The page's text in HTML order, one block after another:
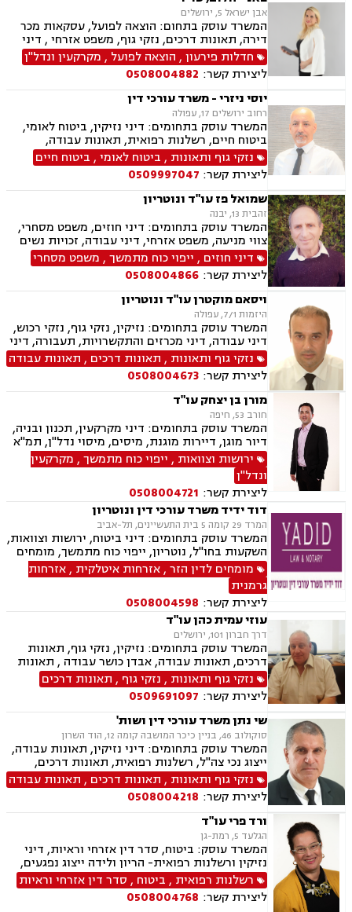
אבן ישראל 5, ירושלים
המשרד עוסק בתחום: הוצאה לפועל, עסקאות מכר
דירה, תאונות דרכים, נזקי גוף, משפט אזרחי , דיני
מקרקעין, דיני חוזים, דיני ביטוח, נזיקין, אבדן כושר
עבודה , הסכמי ממון, ירושות וצוואות, רשות מקרקעי
ישראל, נדל"ן, סדר דין אזרחי וראיות, תאונות
עבודה, נוטריון, ייפוי כוח מתמשך
חדלות פירעון, הוצאה לפועל , מקרקעין ונדל"ן
ליצירת קשר: 0508004882
יוסי ניזרי - משרד עורכי דין
רחוב ירושלים 17, עפולה
המשרד עוסק בתחומים: דיני נזיקין, ביטוח לאומי,
ביטוח חיים, רשלנות רפואית, תאונות עבודה,
תאונות דרכים, תאונות ספורט, נכי צה"ל, רשלנות
רפואית- הריון ולידה, דיני ביטוח, דיני עבודה,
פשיטת רגל, דיני חוזים ומסחר, סדר דין אזרחי
וראיות, דיני מקרקעין, מגשרים, אבדן כושר עבודה ,
אחריות מקצועית, ירושות וצוואות, לשון הרע, משפט
אזרחי, משרד הביטחון, נזקי גוף, תביעות גזזת.
נזקי גוף ותאונות , ביטוח לאומי, ביטוח חיים
ליצירת קשר: 0509997047
שמואל פז עו"ד ונוטריון
זהבית 13, יבנה
המשרד עוסק בתחומים: דיני חוזים, משפט מסחרי,
צווי מניעה, משפט אזרחי, דיני עבודה, זכויות נשים
בהריון, תביעות ביטוח ונזקי רכוש, ביטוח סיעודי,
דיני פנסיה, מקרקעין ונדל"ן, תכנון ובניה, דיור מוגן,
ליקויי בניה, עזקאות מכר דירה, פינוי מושכר, רשות
מקרקעי ישראל, צווי הריסה, דיני משפחה, ידועים
בציבור, אפוטרופסות, הסכמי ממון, גירושין, חלוקת
רכוש, מעמד אישי, דיני חברות, הוצאה לפועל,
מחיקת רישום פלילי, תעבורה, פש"ר, חדלות פירעון,
לשון הרע, ירושות וצוואות, נוטריון, נוטריון אנגלית
דיני חוזים , ייפוי כוח מתמשך, משפט מסחרי
ליצירת קשר: 0508004866
ויסאם מוקטרן עו"ד ונוטריון
היזמות 7/1, עפולה
המשרד עוסק בתחומים: נזיקין, נזקי גוף, נזקי רכוש,
דיני עבודה, דיני מכרזים והתקשרויות, תעבורה, דיני
חוזים, דיני ביטוח, דיני מקרקעין, רשלנות רפואית,
תאונות ספורט, סדר דין אזרחי וראיות, חוקתי
ומנהלי, גישור ובוררויות, ביטוח לאומי, תאונות
דרכים, תאונות עבודה, משרד הביטחון, נכי צה"ל,
לשון הרע, צווי מניעה, ירושות וצוואות, נוטריון,
רשלנות רפואית- הריון ולידה
נזקי גוף ותאונות , תאונות דרכים , תאונות עבודה
ליצירת קשר: 0508004673
מורן בן יצחק עו"ד
חורב 53, חיפה
המשרד עוסק בתחומים: דיני מקרקעין, תכנון ובניה,
דיור מוגן, דיירות מוגנת, מיסים, מיסוי נדל"ן, תמ"א
38, פינוי בינוי, דיני חוזים ומסחר, גישור ובוררויות,
דיני נזיקין, נזקי גוף, נכי צה"ל, אבדן כושר עבודה ,
דיני ביטוח, רשלנות רפואית, ירושות וצוואות,
ליטיגציה, לשון הרע, דיני עבודה
ירושות וצוואות , ייפוי כוח מתמשך, מקרקעין
ונדל"ן
ליצירת קשר: 0508004721
דוד ידיד משרד עורכי דין ונוטריון
המרד 29 קומה 5 בית התעשיינים, תל-אביב
המשרד עוסק בתחומים: דיני ביטוח, ירושות וצוואות,
השקעות בחו"ל, נוטריון, ייפוי כוח מתמשך, מומחים
לדין הזר, זכויות ניצולי שואה, אזרחות פורטוגלית,
אזרחות ספרדית, תביעות גזזת, ביטוח סיעודי,
נזיקין, נזקי גוף ורכוש, תאונות עבודה, תאונות
דרכים, תאונות תלמידים, תאונות ספורט
מומחים לדין הזר,אזרחות איטלקית ,אזרחות
גרמנית
ליצירת קשר: 0508004598
עוזי עמית כהן עו"ד
דרך חברון 101, ירושלים
המשרד עוסק בתחומים: נזיקין, נזקי גוף, תאונות
דרכים, תאונות עבודה, אבדן כושר עבודה , תאונות
עקב רשלנות, רשלנות רפואית, דיני ביטוח, ייפוי כוח
מתמשך, נוטריון
נזקי גוף ותאונות , נזקי גוף , תאונות דרכים
ליצירת קשר: 0509691097
שי נתן משרד עורכי דין ושות'
סוקולוב 46, בניין כיכר המושבה קומה 12, הוד השרון
המשרד עוסק בתחומים: דיני נזיקין, תאונות עבודה,
ייצוג נכי צה"ל, רשלנות רפואית, תאונות דרכים,
משרד הביטחון, לשון הרע, ירושות וצוואות, ייפוי כוח
מתמשך
נזקי גוף ותאונות , תאונות דרכים , תאונות עבודה
ליצירת קשר: 0508004218
ורד פרי עו"ד
הגלעד 5, רמת-גן
המשרד עוסק: ביטוח, סדר דין אזרחי וראיות, דיני
נזיקין ורשלנות רפואית- הריון ולידה ייצוג נפגעים,
תאונות דרכים, אובדן כושר עבודה, ביטוח חיים,
תאונות עבודה ואחריות מקצועית.
רשלנות רפואית , ביטוח , סדר דין אזרחי וראיות
ליצירת קשר: 0508004768